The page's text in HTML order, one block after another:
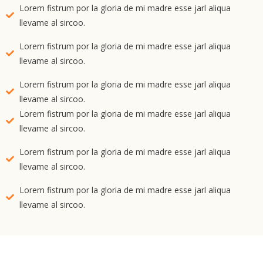
Lorem fistrum por la gloria de mi madre esse jarl aliqua
llevame al sircoo.
Lorem fistrum por la gloria de mi madre esse jarl aliqua
llevame al sircoo.
Lorem fistrum por la gloria de mi madre esse jarl aliqua
llevame al sircoo.
Lorem fistrum por la gloria de mi madre esse jarl aliqua
llevame al sircoo.
Lorem fistrum por la gloria de mi madre esse jarl aliqua
llevame al sircoo.
Lorem fistrum por la gloria de mi madre esse jarl aliqua
llevame al sircoo.